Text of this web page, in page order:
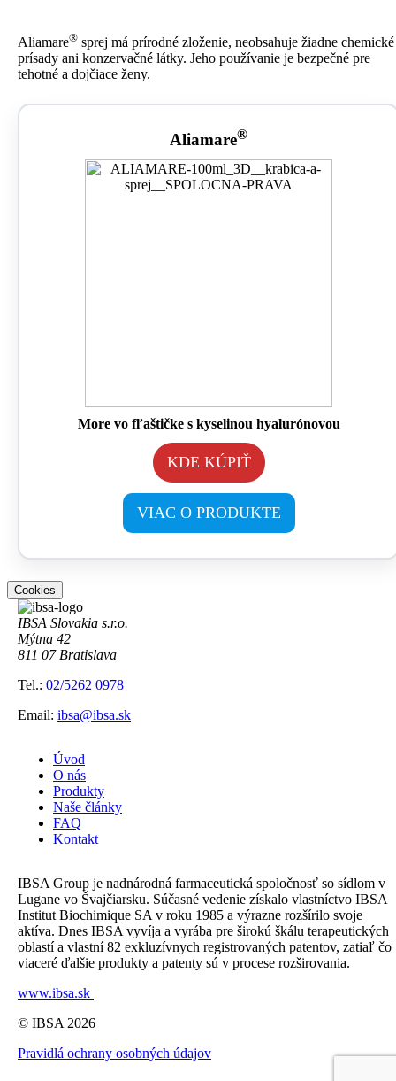
Aliamare® sprej má prírodné zloženie, neobsahuje žiadne chemické
prísady ani konzervačné látky. Jeho používanie je bezpečné pre
tehotné a dojčiace ženy.
Aliamare®
More vo fľaštičke s kyselinou hyalurónovou
KDE KÚPIŤ
VIAC O PRODUKTE
Cookies
IBSA Slovakia s.r.o.
Mýtna 42
811 07 Bratislava
Tel.: 02/5262 0978
Email: ibsa@ibsa.sk
Úvod
O nás
Produkty
Naše články
FAQ
Kontakt
IBSA Group je nadnárodná farmaceutická spoločnosť so sídlom v
Lugane vo Švajčiarsku. Súčasné vedenie získalo vlastníctvo IBSA
Institut Biochimique SA v roku 1985 a výrazne rozšírilo svoje
aktíva. Dnes IBSA vyvíja a vyrába pre širokú škálu terapeutických
oblastí a vlastní 82 exkluzívnych registrovaných patentov, zatiaľ čo
viaceré ďalšie produkty a patenty sú v procese rozširovania.
www.ibsa.sk
© IBSA 2026
Pravidlá ochrany osobných údajov